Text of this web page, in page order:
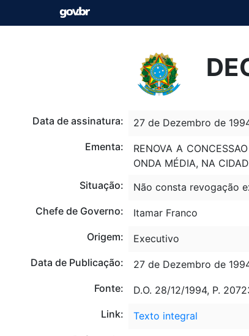
Data de assinatura:
27 de Dezembro de
Ementa:
RENOVA A
ONDA MÉDIA, NA
Situação:
Não consta revogação
Chefe de Governo:
Itamar Franco
Origem:
Executivo
Data de Publicação:
27 de Dezembro de
Fonte:
D.O. 28/12/1994, P.
Link:
Texto integral